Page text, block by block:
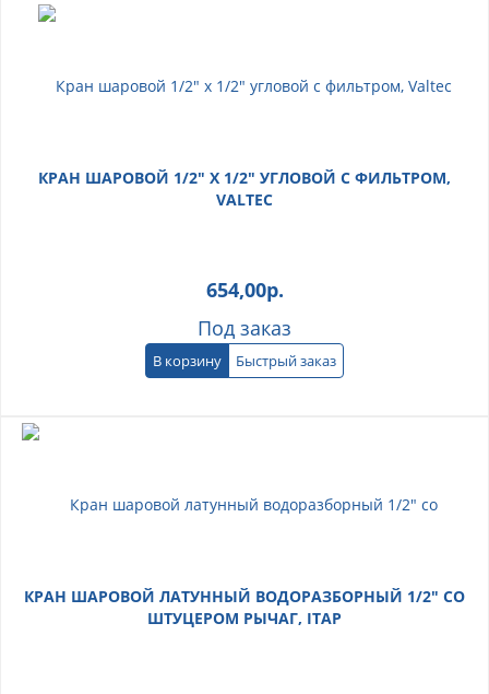
КРАН ШАРОВОЙ 1/2" Х 1/2" УГЛОВОЙ С ФИЛЬТРОМ,
VALTEC
654,00р.
Под заказ
В корзину Быстрый заказ
КРАН ШАРОВОЙ ЛАТУННЫЙ ВОДОРАЗБОРНЫЙ 1/2" СО
ШТУЦЕРОМ РЫЧАГ, ITAP